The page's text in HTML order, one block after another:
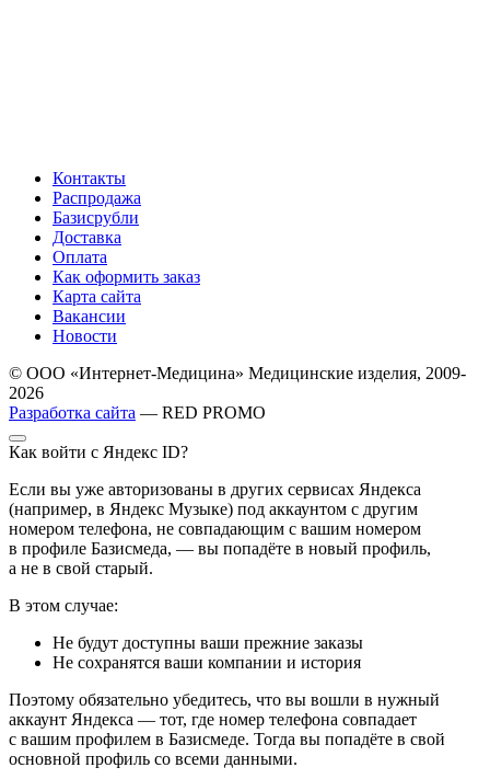
Контакты
Распродажа
Базисрубли
Доставка
Оплата
Как оформить заказ
Карта сайта
Вакансии
Новости
© ООО «Интернет-Медицина» Медицинские изделия, 2009-
2026
Разработка сайта — RED PROMO
Как войти с Яндекс ID?
Если вы уже авторизованы в других сервисах Яндекса
(например, в Яндекс Музыке) под аккаунтом с другим
номером телефона, не совпадающим с вашим номером
в профиле Базисмеда, — вы попадёте в новый профиль,
а не в свой старый.
В этом случае:
Не будут доступны ваши прежние заказы
Не сохранятся ваши компании и история
Поэтому обязательно убедитесь, что вы вошли в нужный
аккаунт Яндекса — тот, где номер телефона совпадает
с вашим профилем в Базисмеде. Тогда вы попадёте в свой
основной профиль со всеми данными.